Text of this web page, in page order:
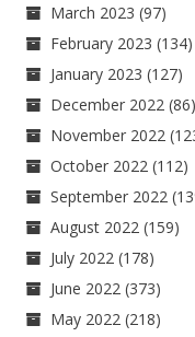
March 2023 (97)
February 2023 (134)
January 2023 (127)
December 2022 (86)
November 2022
October 2022 (112)
September 2022
August 2022 (159)
July 2022 (178)
June 2022 (373)
May 2022 (218)